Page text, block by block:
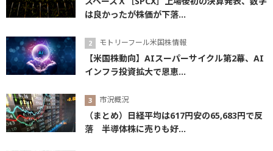
は良かったが株価が下落...
モトリーフール米国株情報
【米国株動向】AIスーパーサイクル第2幕、AI
インフラ投資拡大で恩恵...
市況概況
（まとめ）日経平均は617円安の65,683円で反
落 半導体株に売りも好...